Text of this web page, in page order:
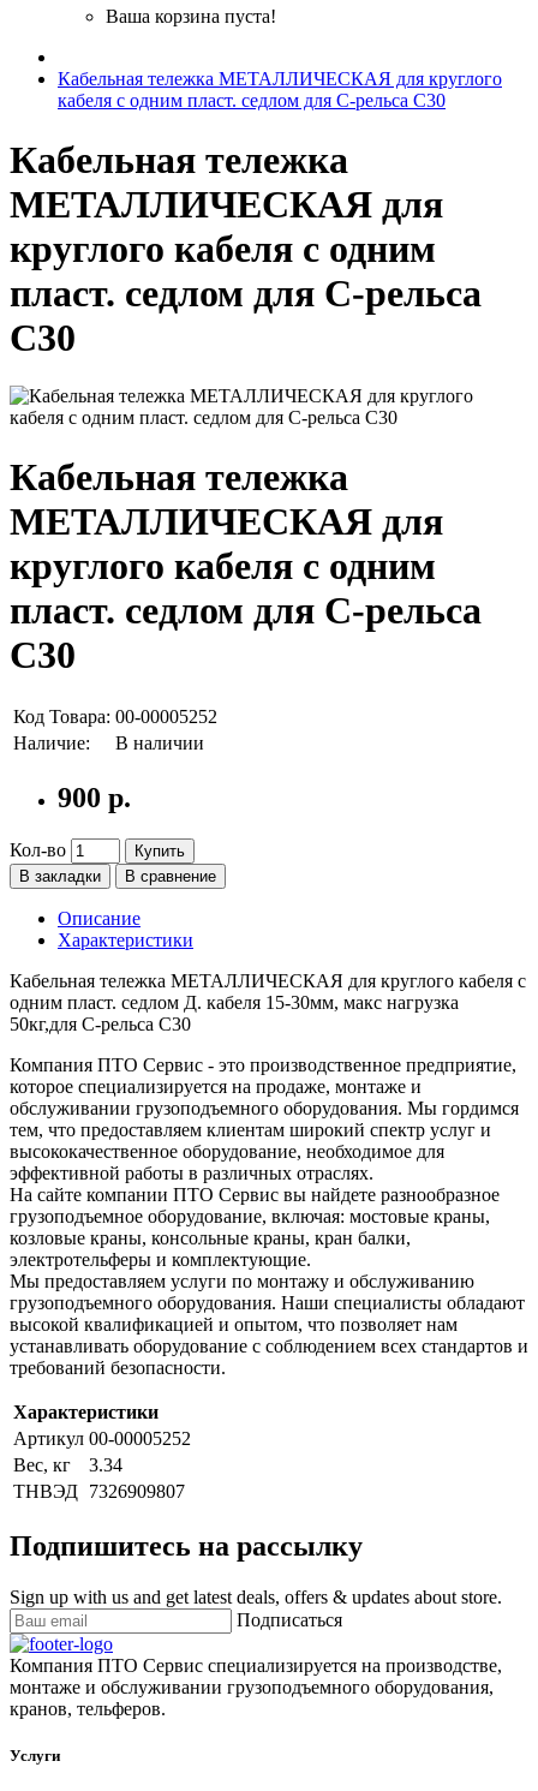
Ваша корзина пуста!
Кабельная тележка МЕТАЛЛИЧЕСКАЯ для круглого
кабеля с одним пласт. седлом для С-рельса С30
Кабельная тележка
МЕТАЛЛИЧЕСКАЯ для
круглого кабеля с одним
пласт. седлом для С-рельса
С30
Кабельная тележка
МЕТАЛЛИЧЕСКАЯ для
круглого кабеля с одним
пласт. седлом для С-рельса
С30
Код Товара: 00-00005252
Наличие:
В наличии
900 р.
Кол-во
Купить
В закладки
В сравнение
Описание
Характеристики
Кабельная тележка МЕТАЛЛИЧЕСКАЯ для круглого кабеля с
одним пласт. седлом Д. кабеля 15-30мм, макс нагрузка
50кг,для С-рельса С30
Компания ПТО Сервис - это производственное предприятие,
которое специализируется на продаже, монтаже и
обслуживании грузоподъемного оборудования. Мы гордимся
тем, что предоставляем клиентам широкий спектр услуг и
высококачественное оборудование, необходимое для
эффективной работы в различных отраслях.
На сайте компании ПТО Сервис вы найдете разнообразное
грузоподъемное оборудование, включая: мостовые краны,
козловые краны, консольные краны, кран балки,
электротельферы и комплектующие.
Мы предоставляем услуги по монтажу и обслуживанию
грузоподъемного оборудования. Наши специалисты обладают
высокой квалификацией и опытом, что позволяет нам
устанавливать оборудование с соблюдением всех стандартов и
требований безопасности.
Характеристики
Артикул 00-00005252
Вес, кг
3.34
ТНВЭД 7326909807
Подпишитесь на рассылку
Sign up with us and get latest deals, offers & updates about store.
Подписаться
Компания ПТО Сервис специализируется на производстве,
монтаже и обслуживании грузоподъемного оборудования,
кранов, тельферов.
Услуги